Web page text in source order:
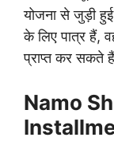
योजना से जुड़ी हुई
के लिए पात्र हैं,
प्राप्त कर सकते
Namo